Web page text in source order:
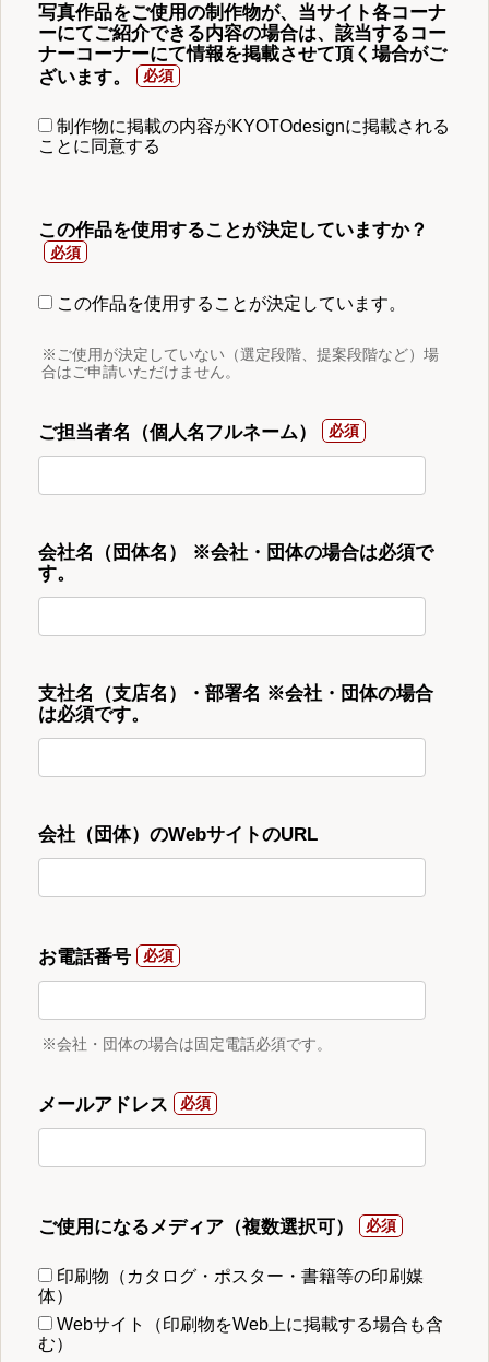
写真作品をご使用の制作物が、当サイト各コーナ
ーにてご紹介できる内容の場合は、該当するコー
ナーコーナーにて情報を掲載させて頂く場合がご
ざいます。
制作物に掲載の内容がKYOTOdesignに掲載される
ことに同意する
この作品を使用することが決定していますか？
この作品を使用することが決定しています。
※ご使用が決定していない（選定段階、提案段階など）場
合はご申請いただけません。
ご担当者名（個人名フルネーム）
会社名（団体名） ※会社・団体の場合は必須で
す。
支社名（支店名）・部署名 ※会社・団体の場合
は必須です。
会社（団体）のWebサイトのURL
お電話番号
※会社・団体の場合は固定電話必須です。
メールアドレス
ご使用になるメディア（複数選択可）
印刷物（カタログ・ポスター・書籍等の印刷媒
体）
Webサイト（印刷物をWeb上に掲載する場合も含
む）